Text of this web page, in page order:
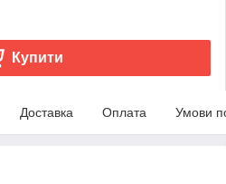
Купити
Доставка Оплата Умови